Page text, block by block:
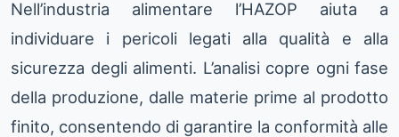
Nell’industria alimentare l’HAZOP aiuta a
individuare i pericoli legati alla qualità e alla
sicurezza degli alimenti. L’analisi copre ogni fase
della produzione, dalle materie prime al prodotto
finito, consentendo di garantire la conformità alle